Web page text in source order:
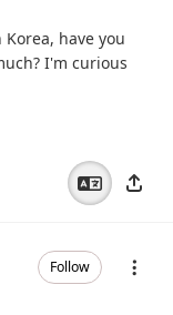
have you
I'm curious
Follow